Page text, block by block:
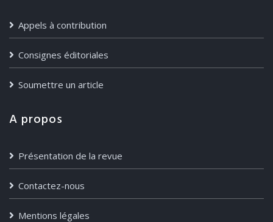
Appels à contribution
Consignes éditoriales
Soumettre un article
A propos
Présentation de la revue
Contactez-nous
Mentions légales